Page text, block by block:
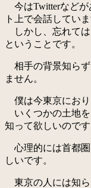
今はTwitterなどが
ト上で会話していま
しかし、忘れては
ということです。
相手の背景知らず
ません。
僕は今東京におり
いくつかの土地を
知って欲しいのです
心理的には首都圏
しいです。
東京の人には知ら